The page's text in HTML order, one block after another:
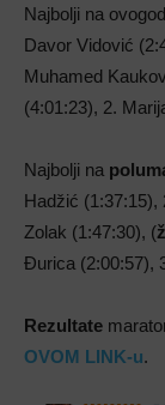
Najbolji na
Davor Vidović
Muhamed
(4:01:23), 2.
Najbolji na
Hadžić (1:37:15),
Zolak (1:47:30), (
Đurica (2:00:57),
Rezultate
OVOM LINK-u.